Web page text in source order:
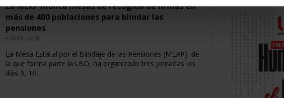
La MERP monta mesas de recogida de firmas en
más de 400 poblaciones para blindar las
pensiones
9 ABRIL, 2018
La Mesa Estatal por el Blindaje de las Pensiones (MERP), de
la que forma parte la USO, ha organizado tres jornadas los
días 9, 10…